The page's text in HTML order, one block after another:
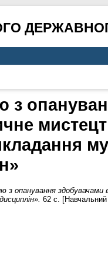
з
з опанування здобувачами
62 с. [Навчальний